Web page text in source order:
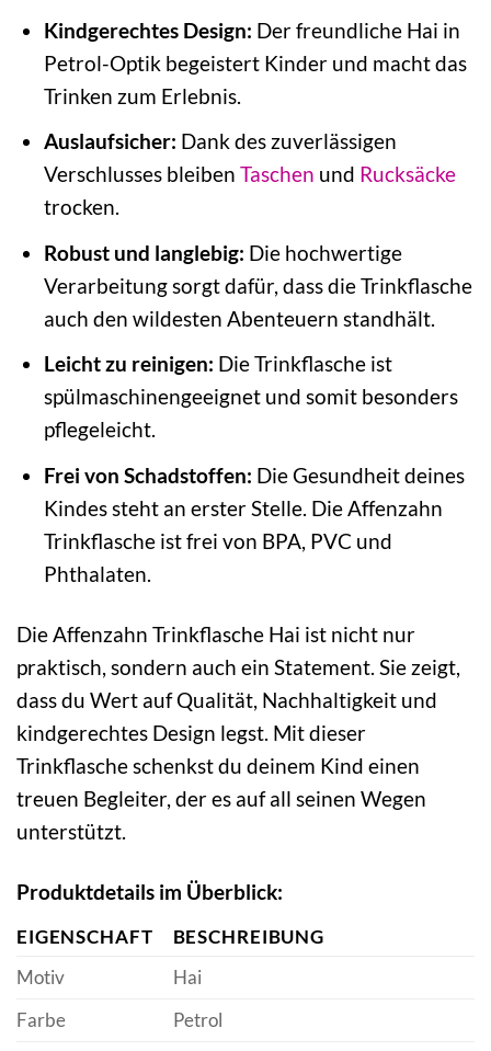
Kindgerechtes Design: Der freundliche Hai in
Petrol-Optik begeistert Kinder und macht das
Trinken zum Erlebnis.
Auslaufsicher: Dank des zuverlässigen
Verschlusses bleiben Taschen und Rucksäcke
trocken.
Robust und langlebig: Die hochwertige
Verarbeitung sorgt dafür, dass die Trinkflasche
auch den wildesten Abenteuern standhält.
Leicht zu reinigen: Die Trinkflasche ist
spülmaschinengeeignet und somit besonders
pflegeleicht.
Frei von Schadstoffen: Die Gesundheit deines
Kindes steht an erster Stelle. Die Affenzahn
Trinkflasche ist frei von BPA, PVC und
Phthalaten.
Die Affenzahn Trinkflasche Hai ist nicht nur
praktisch, sondern auch ein Statement. Sie zeigt,
dass du Wert auf Qualität, Nachhaltigkeit und
kindgerechtes Design legst. Mit dieser
Trinkflasche schenkst du deinem Kind einen
treuen Begleiter, der es auf all seinen Wegen
unterstützt.
Produktdetails im Überblick:
EIGENSCHAFT
BESCHREIBUNG
Motiv
Hai
Farbe
Petrol